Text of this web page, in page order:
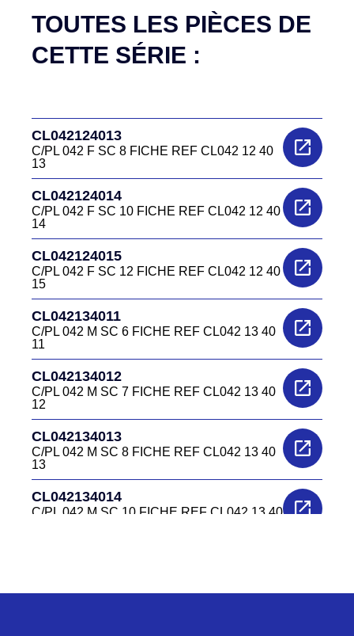
TOUTES LES PIÈCES DE
CETTE SÉRIE :
CL042124013
C/PL 042 F SC 8 FICHE REF CL042 12 40
13
CL042124014
C/PL 042 F SC 10 FICHE REF CL042 12 40
14
CL042124015
C/PL 042 F SC 12 FICHE REF CL042 12 40
15
CL042134011
C/PL 042 M SC 6 FICHE REF CL042 13 40
11
CL042134012
C/PL 042 M SC 7 FICHE REF CL042 13 40
12
CL042134013
C/PL 042 M SC 8 FICHE REF CL042 13 40
13
CL042134014
C/PL 042 M SC 10 FICHE REF CL042 13 40